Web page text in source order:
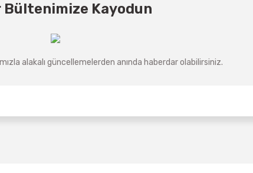
Bültenimize Kayodun
alakalı güncellemelerden anında haberdar olabilirsiniz.